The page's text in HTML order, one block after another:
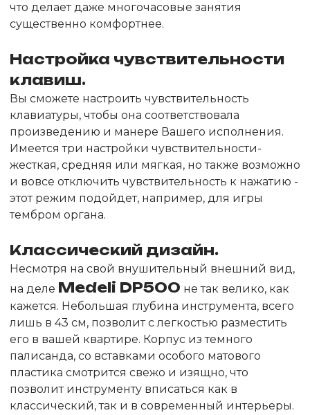
что делает даже многочасовые занятия
существенно комфортнее.
Настройка чувствительности
клавиш.
Вы сможете настроить чувствительность
клавиатуры, чтобы она соответствовала
произведению и манере Вашего исполнения.
Имеется три настройки чувствительности-
жесткая, средняя или мягкая, но также возможно
и вовсе отключить чувствительность к нажатию -
этот режим подойдет, например, для игры
тембром органа.
Классический дизайн.
Несмотря на свой внушительный внешний вид,
на деле Medeli DP500 не так велико, как
кажется. Небольшая глубина инструмента, всего
лишь в 43 см, позволит с легкостью разместить
его в вашей квартире. Корпус из темного
палисанда, со вставками особого матового
пластика смотрится свежо и изящно, что
позволит инструменту вписаться как в
классический, так и в современный интерьеры.